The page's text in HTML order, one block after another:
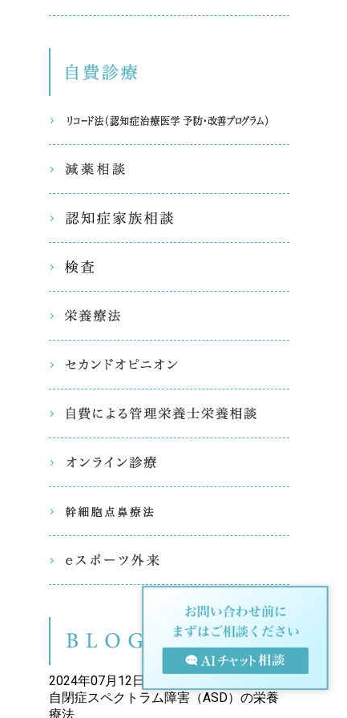
ブログ（
2024年07月12日
自閉症スペクトラム障害（ASD）の栄養
療法